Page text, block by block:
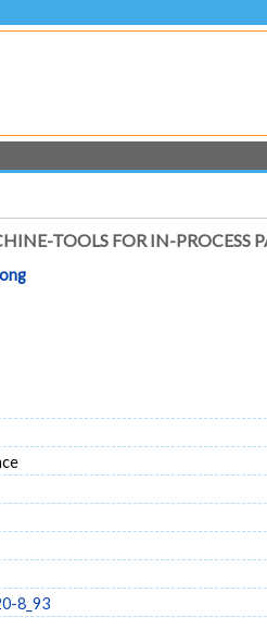
TOOLS FOR IN-PROCESS
8_93